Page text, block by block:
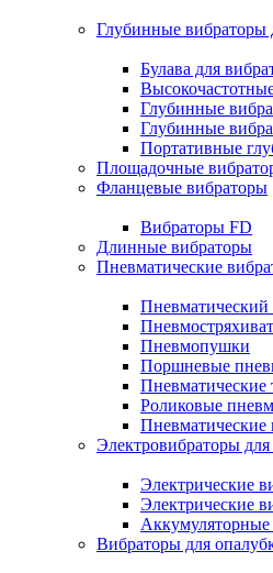
Глубинные вибраторы
Булава для
Глубинные
Глубинные
Портативные
Площадочные
Фланцевые вибраторы
Вибраторы FD
Длинные вибраторы
Пневматические
Пневматический
Пневмопушки
Поршневые
Роликовые
Электровибраторы для
Электрические
Электрические
Аккумуляторные
Вибраторы для